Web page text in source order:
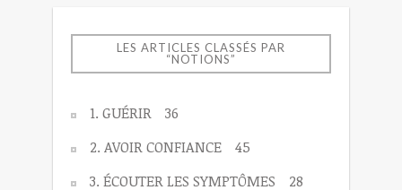
LES ARTICLES CLASSÉS PAR
“NOTIONS”
1. GUÉRIR
36
2. AVOIR CONFIANCE
45
3. ÉCOUTER LES SYMPTÔMES
28